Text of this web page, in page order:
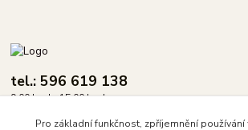
tel.: 596 619 138
9.00 hod - 15.00 hod.
Pro základní funkčnost, zpříjemnění